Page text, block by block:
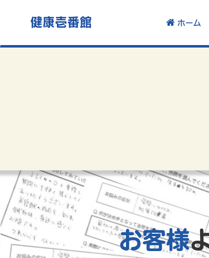
健康壱番館 ホーム
お客様